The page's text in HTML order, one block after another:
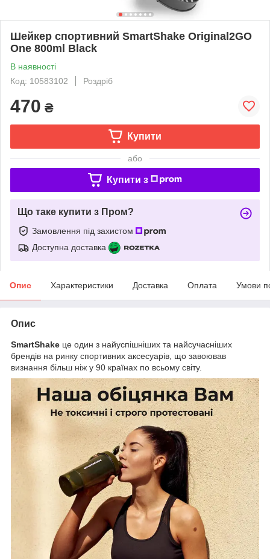
Шейкер спортивний SmartShake Original2GO
One 800ml Black
В наявності
Код: 10583102
Роздріб
470 ₴
Купити
або
Купити з
Що таке купити з Пром?
Замовлення під захистом
Доступна доставка
Опис Характеристики Доставка Оплата Умови
Опис
SmartShake це один з найуспішніших та найсучасніших
брендів на ринку спортивних аксесуарів, що завоював
визнання більш ніж у 90 країнах по всьому світу.